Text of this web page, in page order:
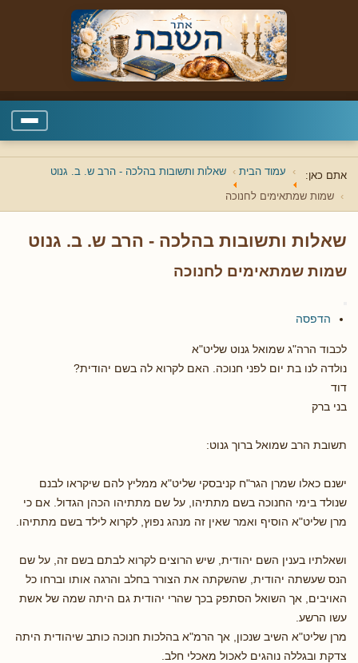
אתם כאן: עמוד הבית שאלות ותשובות בהלכה - הרב ש. ב. גנוט
שמות שמתאימים לחנוכה
שאלות ותשובות בהלכה - הרב ש. ב. גנוט
שמות שמתאימים לחנוכה
הדפסה
לכבוד הרה"ג שמואל גנוט שליט"א
נולדה לנו בת יום לפני חנוכה. האם לקרוא לה בשם יהודית?
דוד
בני ברק
תשובת הרב שמואל ברוך גנוט:
ישנם כאלו שמרן הגר"ח קניבסקי שליט"א ממליץ להם שיקראו לבנם
שנולד בימי החנוכה בשם מתתיהו, על שם מתתיהו הכהן הגדול. אם כי
מרן שליט"א הוסיף ואמר שאין זה מנהג נפוץ, לקרוא לילד בשם מתתיהו.
ושאלתיו בענין השם יהודית, שיש הרוצים לקרוא לבתם בשם זה, על שם
הנס שעשתה יהודית, שהשקתה את הצורר בחלב והרגה אותו וברחו כל
האויבים, אך השואל הסתפק בכך שהרי יהודית גם היתה שמה של אשת
עשו הרשע.
מרן שליט"א השיב שנכון, אך הרמ"א בהלכות חנוכה כותב שיהודית היתה
צדקת ובגללה נוהגים לאכול מאכלי חלב.